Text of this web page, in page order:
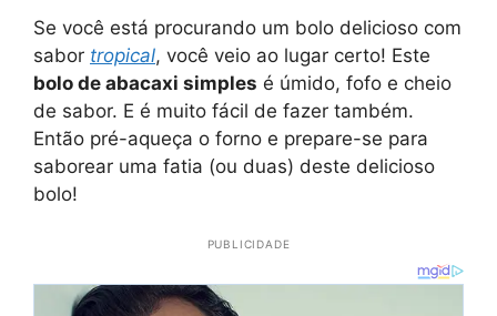
Se você está procurando um bolo delicioso com
sabor tropical, você veio ao lugar certo! Este
bolo de abacaxi simples é úmido, fofo e cheio
de sabor. E é muito fácil de fazer também.
Então pré-aqueça o forno e prepare-se para
saborear uma fatia (ou duas) deste delicioso
bolo!
PUBLICIDADE